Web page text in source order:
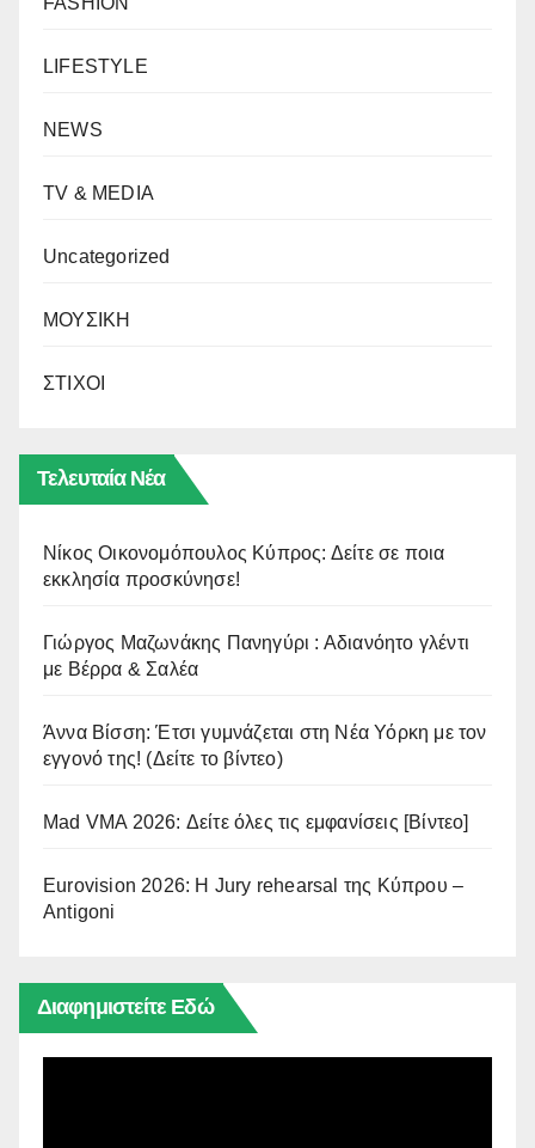
LIFESTYLE
NEWS
TV & MEDIA
Uncategorized
ΜΟΥΣΙΚΗ
ΣΤΙΧΟΙ
Τελευταία Νέα
Νίκος Οικονομόπουλος Κύπρος: Δείτε σε ποια
εκκλησία προσκύνησε!
Γιώργος Μαζωνάκης Πανηγύρι : Αδιανόητο γλέντι
με Βέρρα & Σαλέα
Άννα Βίσση: Έτσι γυμνάζεται στη Νέα Υόρκη με τον
εγγονό της! (Δείτε το βίντεο)
Mad VMA 2026: Δείτε όλες τις εμφανίσεις [Βίντεο]
Eurovision 2026: Η Jury rehearsal της Κύπρου –
Antigoni
Διαφημιστείτε Εδώ